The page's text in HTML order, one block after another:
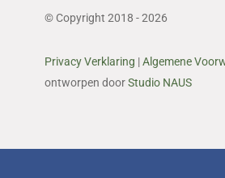
© Copyright 2018 - 2026
Privacy Verklaring |Algemene
ontworpen doorStudio NAUS